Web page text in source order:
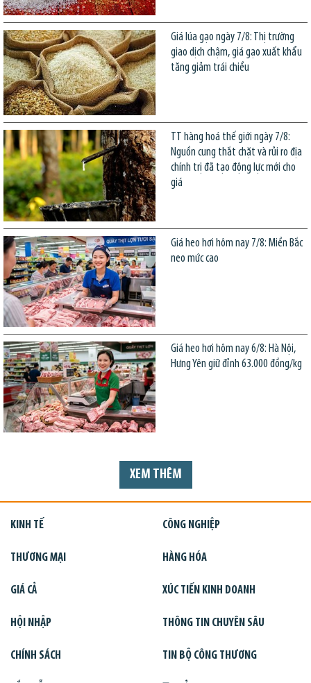
Giá lúa gạo ngày 7/8: Thị trường
giao dịch chậm, giá gạo xuất khẩu
tăng giảm trái chiều
TT hàng hoá thế giới ngày 7/8:
Nguồn cung thắt chặt và rủi ro địa
chính trị đã tạo động lực mới cho
giá
Giá heo hơi hôm nay 7/8: Miền Bắc
neo mức cao
Giá heo hơi hôm nay 6/8: Hà Nội,
Hưng Yên giữ đỉnh 63.000 đồng/kg
XEM THÊM
KINH TẾ CÔNG NGHIỆP
THƯƠNG MẠI HÀNG HÓA
GIÁ CẢ XÚC TIẾN KINH DOANH
HỘI NHẬP THÔNG TIN CHUYÊN SÂU
CHÍNH SÁCH TIN BỘ CÔNG THƯƠNG